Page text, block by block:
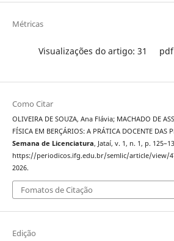
Métricas
Visualizações do artigo: 31
Como Citar
OLIVEIRA DE SOUZA, Ana Flávia; MACHADO DE
FÍSICA EM BERÇÁRIOS: A PRÁTICA DOCENTE DAS
Semana de Licenciatura, Jataí, v. 1, n. 1, p.
https://periodicos.ifg.edu.br/semlic/article/view/
2026.
Fomatos de Citação
Edição